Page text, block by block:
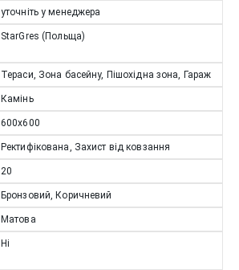
уточніть у менеджера
StarGres (Польща)
Тераси, Зона басейну, Пішохідна зона, Гараж
Камінь
600х600
Ректифікована, Захист від ковзання
20
Бронзовий, Коричневий
Матова
Ні